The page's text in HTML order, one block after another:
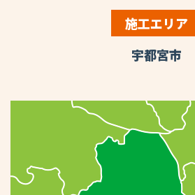
施工エリア
宇都宮市